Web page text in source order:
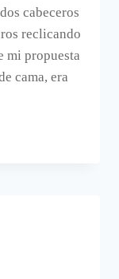
cabeceros
reclicando
mi propuesta
cama, era